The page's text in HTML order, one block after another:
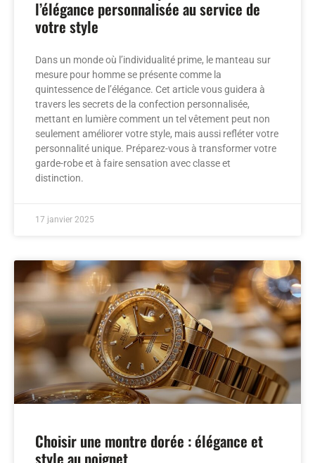
l’élégance personnalisée au service de
votre style
Dans un monde où l’individualité prime, le manteau sur
mesure pour homme se présente comme la
quintessence de l’élégance. Cet article vous guidera à
travers les secrets de la confection personnalisée,
mettant en lumière comment un tel vêtement peut non
seulement améliorer votre style, mais aussi refléter votre
personnalité unique. Préparez-vous à transformer votre
garde-robe et à faire sensation avec classe et
distinction.
17 janvier 2025
Choisir une montre dorée : élégance et
style au poignet